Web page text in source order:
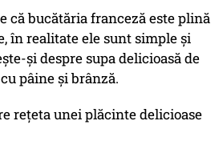
că bucătăria franceză este plină
în realitate ele sunt simple și
și despre supa delicioasă de
pâine și brânză.
rețeta unei plăcinte delicioase